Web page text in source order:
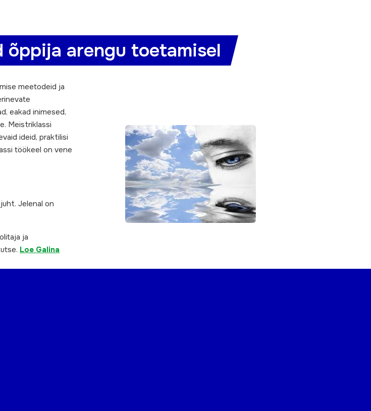
õppija arengu toetamisel
meetodeid ja
eakad inimesed,
Meistriklassi
ideid, praktilisi
töökeel on vene
Jelenal on
ja
Loe Galina